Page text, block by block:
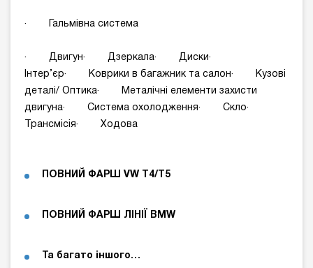
· Гальмівна система
· Двигун· Дзеркала· Диски·
Інтер’єр· Коврики в багажник та салон· Кузові
деталі/ Оптика· Металічні елементи захисти
двигуна· Система охолодження· Скло·
Трансмісія· Ходова
ПОВНИЙ ФАРШ VW 4/ 5
ПОВНИЙ ФАРШ ЛІНІЇ BMW
Та багато іншого…